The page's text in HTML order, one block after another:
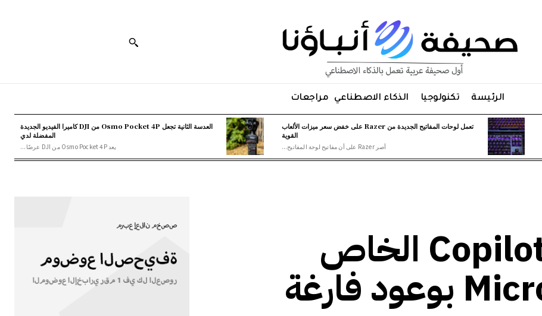
الرئيسة تكنولوجيا الذكاء الاصطناعي مراجعات
تعمل لوحات المفاتيح الجديدة من Razer على خفض سعر ميزات الألعاب
القوية
أصر Razer على أن مفاتيح لوحة المفاتيح...
العدسة الثانية تجعل Osmo Pocket 4P من DJI كاميرا الفيديو الجديدة
المفضلة لدي
يعد Osmo Pocket 4P من DJI عرضًا...
يتم تغليف إعلان Copilot الخاص